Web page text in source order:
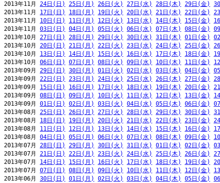
2013年11月 24日(日) 25日(月) 26日(火) 27日(水) 28日(木) 29日(金)
2013年11月 17日(日) 18日(月) 19日(火) 20日(水) 21日(木) 22日(金)
2013年11月 10日(日) 11日(月) 12日(火) 13日(水) 14日(木) 15日(金)
2013年11月 03日(日) 04日(月) 05日(火) 06日(水) 07日(木) 08日(金)
2013年10月 27日(日) 28日(月) 29日(火) 30日(水) 31日(木) 01日(金)
2013年10月 20日(日) 21日(月) 22日(火) 23日(水) 24日(木) 25日(金)
2013年10月 13日(日) 14日(月) 15日(火) 16日(水) 17日(木) 18日(金)
2013年10月 06日(日) 07日(月) 08日(火) 09日(水) 10日(木) 11日(金)
2013年09月 29日(日) 30日(月) 01日(火) 02日(水) 03日(木) 04日(金)
2013年09月 22日(日) 23日(月) 24日(火) 25日(水) 26日(木) 27日(金)
2013年09月 15日(日) 16日(月) 17日(火) 18日(水) 19日(木) 20日(金)
2013年09月 08日(日) 09日(月) 10日(火) 11日(水) 12日(木) 13日(金)
2013年09月 01日(日) 02日(月) 03日(火) 04日(水) 05日(木) 06日(金)
2013年08月 25日(日) 26日(月) 27日(火) 28日(水) 29日(木) 30日(金)
2013年08月 18日(日) 19日(月) 20日(火) 21日(水) 22日(木) 23日(金)
2013年08月 11日(日) 12日(月) 13日(火) 14日(水) 15日(木) 16日(金)
2013年08月 04日(日) 05日(月) 06日(火) 07日(水) 08日(木) 09日(金)
2013年07月 28日(日) 29日(月) 30日(火) 31日(水) 01日(木) 02日(金)
2013年07月 21日(日) 22日(月) 23日(火) 24日(水) 25日(木) 26日(金)
2013年07月 14日(日) 15日(月) 16日(火) 17日(水) 18日(木) 19日(金)
2013年07月 07日(日) 08日(月) 09日(火) 10日(水) 11日(木) 12日(金)
2013年06月 30日(日) 01日(月) 02日(火) 03日(水) 04日(木) 05日(金)